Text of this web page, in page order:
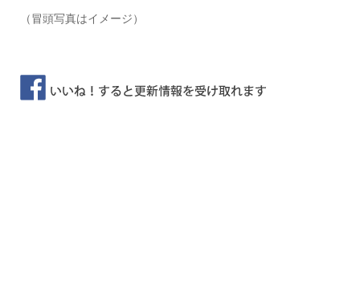
（冒頭写真はイメージ）